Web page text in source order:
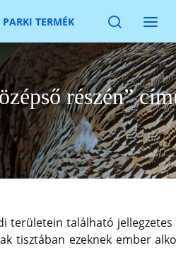
TERMÉK
részén”
területein található
tisztában ezeknek ember